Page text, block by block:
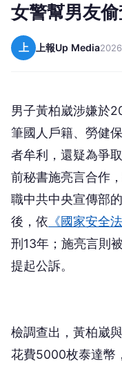
女警幫男友
上 上報Up Media
男子黃柏崴涉嫌於
筆國人戶籍、勞健
者牟利，還疑為爭
前秘書施亮言合作
職中共中央宣傳部
後，依 《國家安全法
刑13年；施亮言則
提起公訴。
檢調查出，黃柏崴
花費5000枚泰達幣